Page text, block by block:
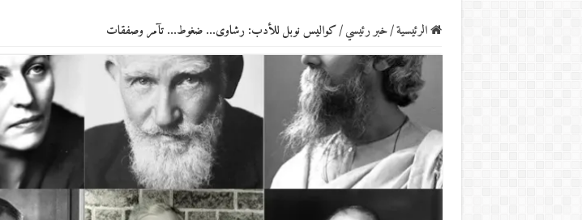
الرئيسية/خبر رئيسي/كواليس نوبل للأدب: رشاوى… ضغوط… تآمر وصفقات